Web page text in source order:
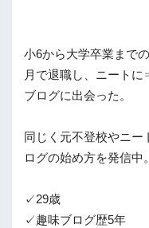
小6から大学卒業まで
月で退職し、ニート
ブログに出会った。
同じく元不登校やニ
ログの始め方を発信中。
✓29歳
✓趣味ブログ歴5年